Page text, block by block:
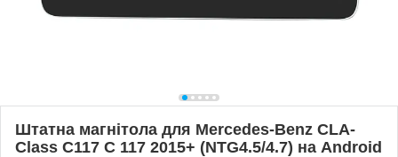
Штатна магнітола для Mercedes-Benz CLA-
Class C117 C 117 2015+ (NTG4.5/4.7) на Android